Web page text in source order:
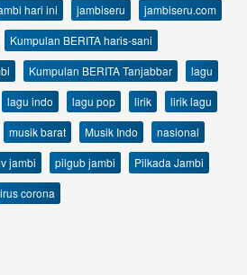
hari ini jambiseru
jambiseru.com
Kumpulan BERITA haris-sani
Kumpulan BERITA Tanjabbar
lagu
lagu indo lagu pop lirik
lirik lagu
musik barat Musik Indo
nasional
jambi pilgub jambi
Pilkada Jambi
corona